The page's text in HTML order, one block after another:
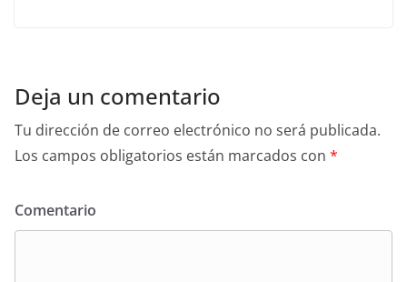
Deja un comentario
Tu dirección de correo electrónico no será publicada.
Los campos obligatorios están marcados con *
Comentario